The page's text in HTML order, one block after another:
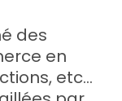
des
en
etc...